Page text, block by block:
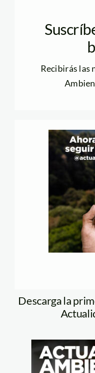
Recibirás las
Descarga la